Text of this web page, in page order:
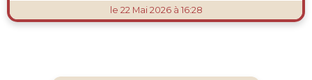
le 22 Mai 2026 à 16:28